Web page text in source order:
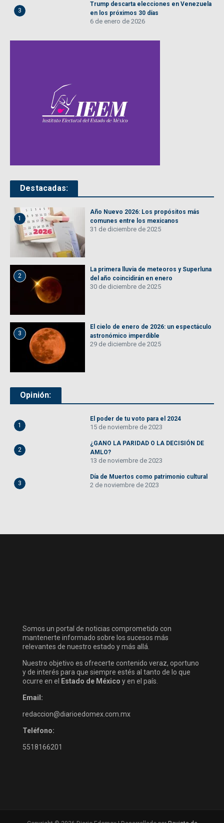
3
Trump descarta elecciones en Venezuela
en los próximos 30 días
6 de enero de 2026
Destacadas:
1
Año Nuevo 2026: Los propósitos más
comunes entre los mexicanos
31 de diciembre de 2025
2
La primera lluvia de meteoros y Superluna
del año coincidirán en enero
30 de diciembre de 2025
3
El cielo de enero de 2026: un espectáculo
astronómico imperdible
29 de diciembre de 2025
Opinión:
1
El poder de tu voto para el 2024
15 de noviembre de 2023
2
¿GANO LA PARIDAD O LA DECISIÓN DE
AMLO?
13 de noviembre de 2023
3
Día de Muertos como patrimonio cultural
2 de noviembre de 2023
Somos un portal de noticias comprometido con
mantenerte informado sobre los sucesos más
relevantes de nuestro estado y más allá.
Nuestro objetivo es ofrecerte contenido veraz, oportuno
y de interés para que siempre estés al tanto de lo que
ocurre en el
Estado de México y en el país.
Email:
redaccion@diarioedomex.com.mx
Teléfono:
5518166201